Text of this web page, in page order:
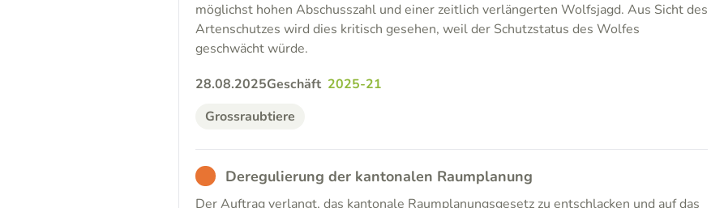
möglichst hohen Abschusszahl und einer zeitlich verlängerten Wolfsjagd. Aus Sicht des
Artenschutzes wird dies kritisch gesehen, weil der Schutzstatus des Wolfes
geschwächt würde.
28.08.2025Geschäft 2025-21
Grossraubtiere
BAD Deregulierung der kantonalen Raumplanung
Der Auftrag verlangt, das kantonale Raumplanungsgesetz zu entschlacken und auf das